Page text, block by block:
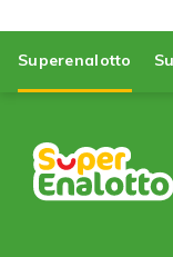
Superenalotto